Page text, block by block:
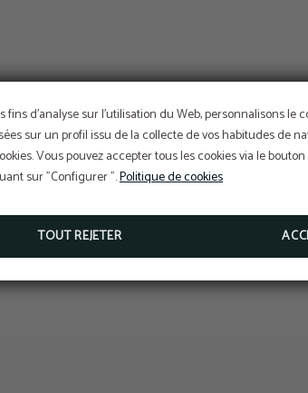
fins d'analyse sur l'utilisation du Web, personnalisons le
sur un profil issu de la collecte de vos habitudes de
Vous pouvez accepter tous les cookies via le
sur "Configurer ".Politique de cookies
TOUT REJETER
DE